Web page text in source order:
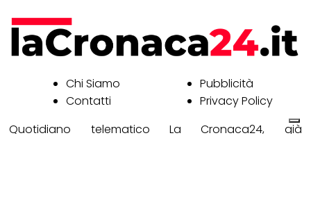
Chi Siamo
Contatti
Pubblicità
Privacy Policy
Quotidiano telematico La Cronaca24, già